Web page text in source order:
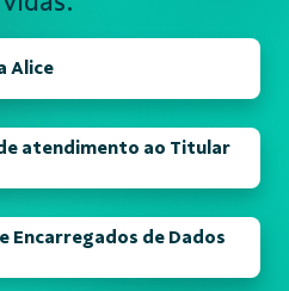
Alice
atendimento ao Titular
Encarregados de Dados